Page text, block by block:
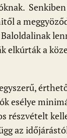
a
elkúrták a
esélye
részvételt
az